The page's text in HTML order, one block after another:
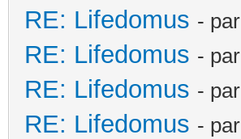
RE: Lifedomus - par
RE: Lifedomus - par
RE: Lifedomus - par
RE: Lifedomus - par